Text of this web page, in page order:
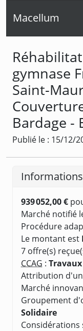
Macellum
gymnase
Saint-
Bardage -
Publié le : 15/12/
939 052,00 €
Marché notifié
Procédure
Le montant est
7 offre(s)
CCAG : Travaux
Attribution
Marché
Groupement
Solidaire
Considérations